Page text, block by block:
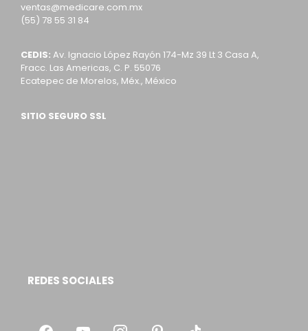
ventas@medicare.com.mx
(55) 78 55 31 84
CEDIS: Av. Ignacio López Rayón 174-Mz 39 Lt 3 Casa A,
Fracc. Las Americas, C. P. 55076
Ecatepec de Morelos, Méx., México
SITIO SEGURO SSL
REDES SOCIALES